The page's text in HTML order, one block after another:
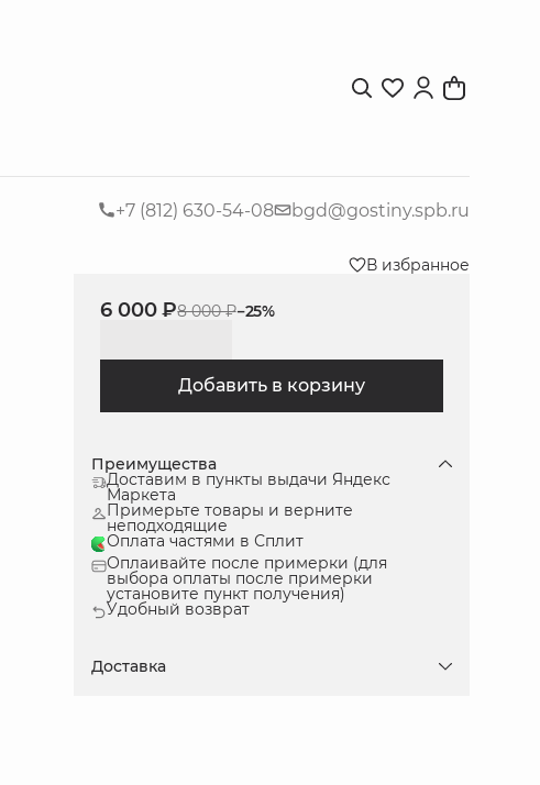
+7 (812) 630-54-08 bgd@gostiny.spb.ru
В избранное
6 000 ₽8 000 ₽−25%
Добавить в корзину
Преимущества
Доставим в пункты выдачи Яндекс
Маркета
Примерьте товары и верните
неподходящие
Оплата частями в Сплит
Оплаивайте после примерки (для
выбора оплаты после примерки
установите пункт получения)
Удобный возврат
Доставка